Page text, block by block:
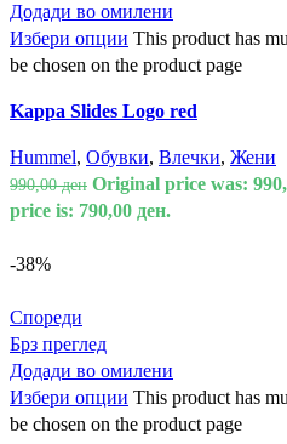
Додади во омилени
Избери опции This product has
be chosen on the product page
Kappa Slides Logo red
Hummel, Обувки, Влечки, Жени
990,00ден Original price was:
price is: 790,00 ден.
-38%
Спореди
Брз преглед
Додади во омилени
Избери опции This product has
be chosen on the product page